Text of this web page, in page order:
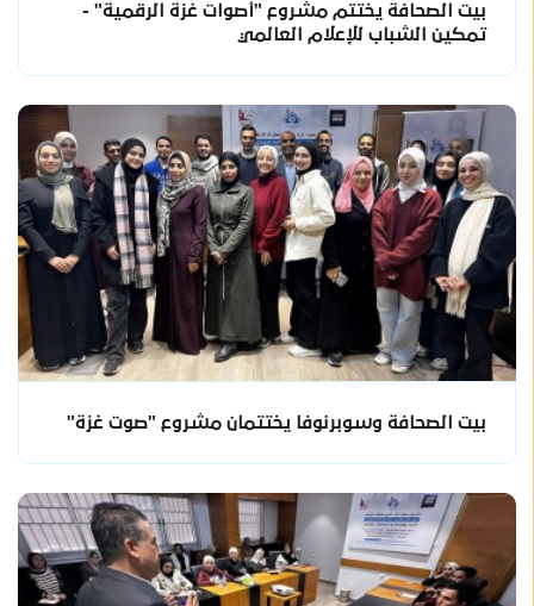
بيت الصحافة يختتم مشروع "أصوات غزة الرقمية" -
تمكين الشباب للإعلام العالمي
بيت الصحافة وسوبرنوفا يختتمان مشروع "صوت غزة"